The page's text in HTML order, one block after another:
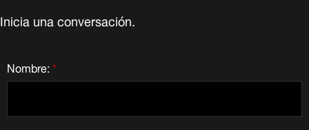
Inicia una conversación.
*
Nombre: